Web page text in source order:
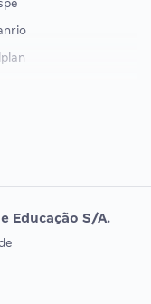
DE ORDEM
Educação S/A.